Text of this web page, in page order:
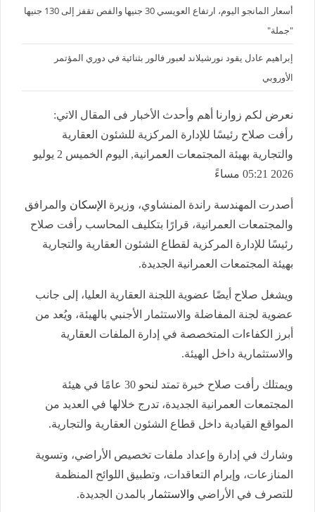
أسعار المانجو اليوم، ارتفاع العويسي 30 جنيها والفص تقفز إلى 130 جنيها
"جملة"
إبراهيم عادل يقود نورشيلاند لعبور فالور بثنائية في دوري المؤتمر
الأوروبي
نعرض لكم زوارنا أهم وأحدث الأخبار فى المقال الاتي:
رأفت صلاح رئيسًا للإدارة المركزية للشئون العقارية
والتجارية بهيئة المجتمعات العمرانية, اليوم الخميس 2 يوليو
2026 05:21 مساءً
أصدرت المهندسة راندة المنشاوي، وزيرة الإسكان والمرافق
والمجتمعات العمرانية، قرارًا بتكليف المحاسب رأفت صلاح
رئيسًا للإدارة المركزية لقطاع الشئون العقارية والتجارية
بهيئة المجتمعات العمرانية الجديدة.
ويشغل صلاح أيضًا عضوية اللجنة العقارية العليا، إلى جانب
عضوية لجنة المفاضلة والاستثمار الأجنبي بالهيئة، ويُعد من
أبرز الكفاءات المتخصصة في إدارة الملفات العقارية
والاستثمارية داخل الهيئة.
ويمتلك رأفت صلاح خبرة تمتد لنحو 30 عامًا في هيئة
المجتمعات العمرانية الجديدة، تدرج خلالها في العديد من
المواقع القيادية داخل قطاع الشئون العقارية والتجارية.
وشارك في إدارة وإعداد ملفات تخصيص الأراضي، وتسوية
المنازعات، وإبرام التعاقدات، وتطبيق اللوائح المنظمة
للتصرف في الأراضي والاستثمار بالمدن الجديدة.